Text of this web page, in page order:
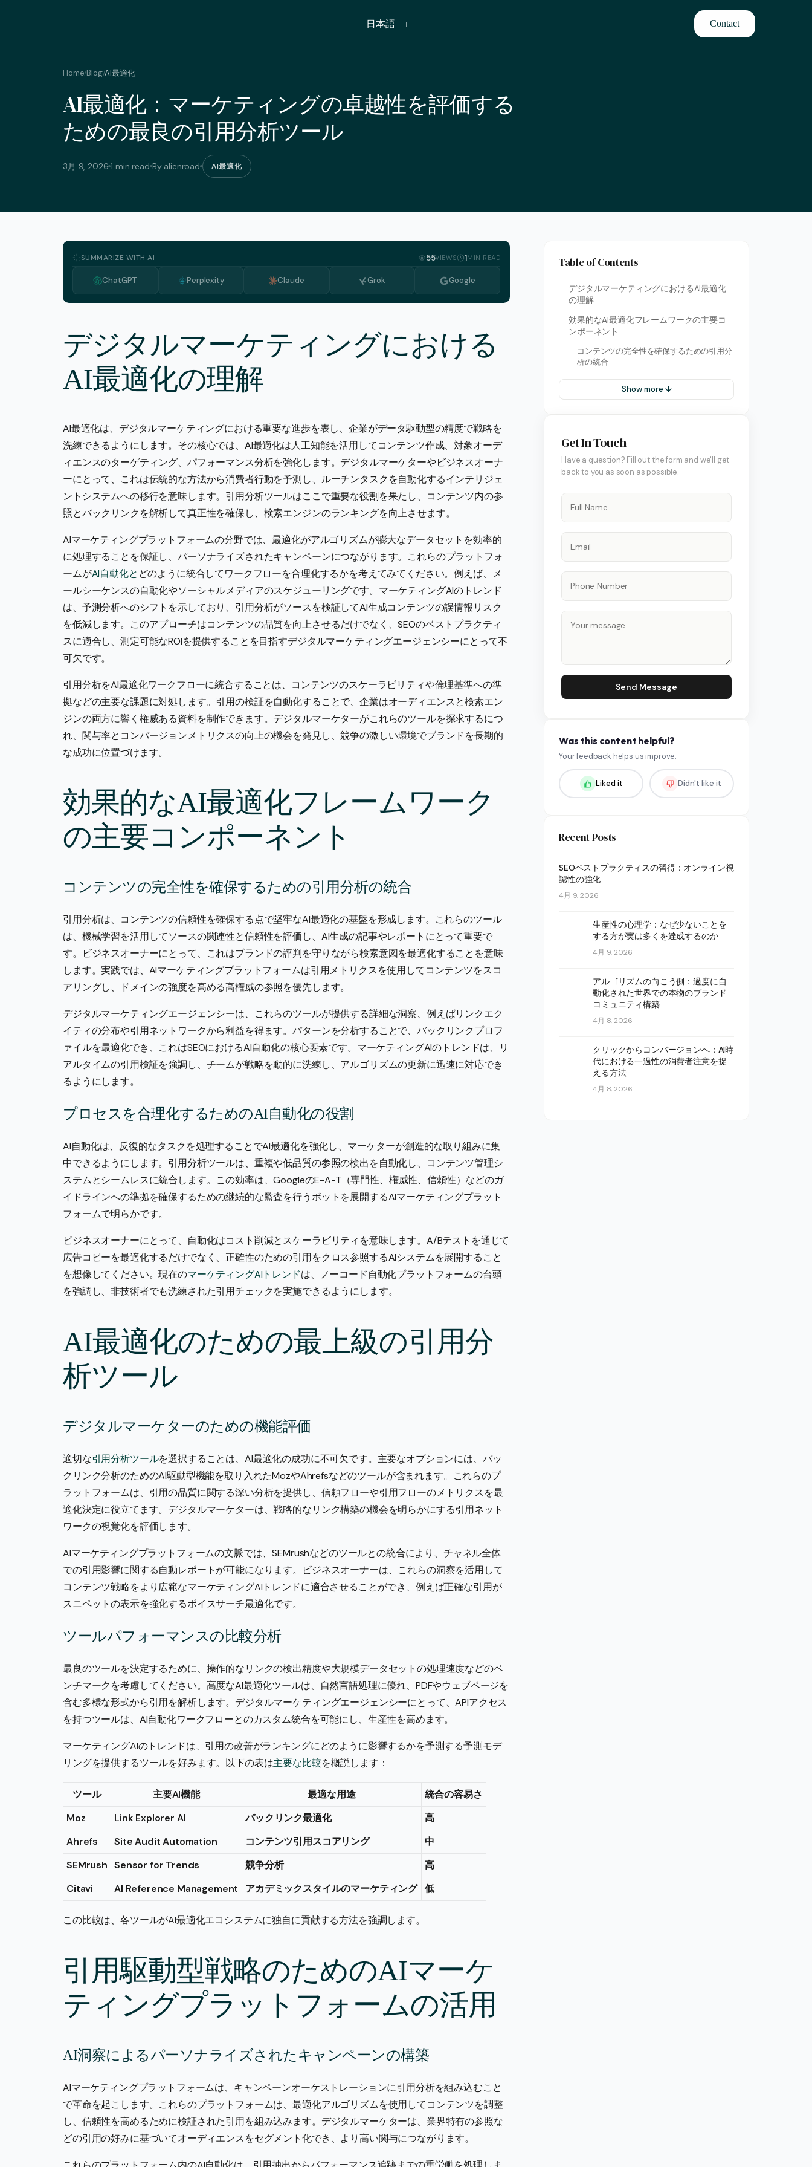
日本語
フランス語
アラビア語
アゼルバイジャン語
ブルガリア語
オランダ語
ギリシア語
イタリア語
ルーマニア語
セルビア語
スウェーデン語
Contact
Home/Blog/AI最適化
AI最適化：マーケティングの卓越性を評価する
ための最良の引用分析ツール
3月 9, 2026 1 min read By alienroad AI最適化
SUMMARIZE WITH AI 55VIEWS 1MIN READ
ChatGPT Perplexity Claude Grok Google
デジタルマーケティングにおける
AI最適化の理解
AI最適化は、デジタルマーケティングにおける重要な進歩を表し、企業がデータ駆動型の精度で戦略を
洗練できるようにします。その核心では、AI最適化は人工知能を活用してコンテンツ作成、対象オーデ
ィエンスのターゲティング、パフォーマンス分析を強化します。デジタルマーケターやビジネスオーナ
ーにとって、これは伝統的な方法から消費者行動を予測し、ルーチンタスクを自動化するインテリジェ
ントシステムへの移行を意味します。引用分析ツールはここで重要な役割を果たし、コンテンツ内の参
照とバックリンクを解析して真正性を確保し、検索エンジンのランキングを向上させます。
AIマーケティングプラットフォームの分野では、最適化がアルゴリズムが膨大なデータセットを効率的
に処理することを保証し、パーソナライズされたキャンペーンにつながります。これらのプラットフォ
ームがAI自動化と どのように統合してワークフローを合理化するかを考えてみてください。例えば、メ
ールシーケンスの自動化やソーシャルメディアのスケジューリングです。マーケティングAIのトレンド
は、予測分析へのシフトを示しており、引用分析がソースを検証してAI生成コンテンツの誤情報リスク
を低減します。このアプローチはコンテンツの品質を向上させるだけでなく、SEOのベストプラクティ
スに適合し、測定可能なROIを提供することを目指すデジタルマーケティングエージェンシーにとって不
可欠です。
引用分析をAI最適化ワークフローに統合することは、コンテンツのスケーラビリティや倫理基準への準
拠などの主要な課題に対処します。引用の検証を自動化することで、企業はオーディエンスと検索エン
ジンの両方に響く権威ある資料を制作できます。デジタルマーケターがこれらのツールを探求するにつ
れ、関与率とコンバージョンメトリクスの向上の機会を発見し、競争の激しい環境でブランドを長期的
な成功に位置づけます。
効果的なAI最適化フレームワーク
の主要コンポーネント
コンテンツの完全性を確保するための引用分析の統合
引用分析は、コンテンツの信頼性を確保する点で堅牢なAI最適化の基盤を形成します。これらのツール
は、機械学習を活用してソースの関連性と信頼性を評価し、AI生成の記事やレポートにとって重要で
す。ビジネスオーナーにとって、これはブランドの評判を守りながら検索意図を最適化することを意味
します。実践では、AIマーケティングプラットフォームは引用メトリクスを使用してコンテンツをスコ
アリングし、ドメインの強度を高める高権威の参照を優先します。
デジタルマーケティングエージェンシーは、これらのツールが提供する詳細な洞察、例えばリンクエク
イティの分布や引用ネットワークから利益を得ます。パターンを分析することで、バックリンクプロフ
ァイルを最適化でき、これはSEOにおけるAI自動化の核心要素です。マーケティングAIのトレンドは、リ
アルタイムの引用検証を強調し、チームが戦略を動的に洗練し、アルゴリズムの更新に迅速に対応でき
るようにします。
プロセスを合理化するためのAI自動化の役割
AI自動化は、反復的なタスクを処理することでAI最適化を強化し、マーケターが創造的な取り組みに集
中できるようにします。引用分析ツールは、重複や低品質の参照の検出を自動化し、コンテンツ管理シ
ステムとシームレスに統合します。この効率は、GoogleのE-A-T（専門性、権威性、信頼性）などのガ
イドラインへの準拠を確保するための継続的な監査を行うボットを展開するAIマーケティングプラット
フォームで明らかです。
ビジネスオーナーにとって、自動化はコスト削減とスケーラビリティを意味します。A/Bテストを通じて
広告コピーを最適化するだけでなく、正確性のための引用をクロス参照するAIシステムを展開すること
を想像してください。現在のマーケティングAIトレンドは、ノーコード自動化プラットフォームの台頭
を強調し、非技術者でも洗練された引用チェックを実施できるようにします。
AI最適化のための最上級の引用分
析ツール
デジタルマーケターのための機能評価
適切な引用分析ツールを選択することは、AI最適化の成功に不可欠です。主要なオプションには、バッ
クリンク分析のためのAI駆動型機能を取り入れたMozやAhrefsなどのツールが含まれます。これらのプ
ラットフォームは、引用の品質に関する深い分析を提供し、信頼フローや引用フローのメトリクスを最
適化決定に役立てます。デジタルマーケターは、戦略的なリンク構築の機会を明らかにする引用ネット
ワークの視覚化を評価します。
AIマーケティングプラットフォームの文脈では、SEMrushなどのツールとの統合により、チャネル全体
での引用影響に関する自動レポートが可能になります。ビジネスオーナーは、これらの洞察を活用して
コンテンツ戦略をより広範なマーケティングAIトレンドに適合させることができ、例えば正確な引用が
スニペットの表示を強化するボイスサーチ最適化です。
ツールパフォーマンスの比較分析
最良のツールを決定するために、操作的なリンクの検出精度や大規模データセットの処理速度などのベ
ンチマークを考慮してください。高度なAI最適化ツールは、自然言語処理に優れ、PDFやウェブページを
含む多様な形式から引用を解析します。デジタルマーケティングエージェンシーにとって、APIアクセス
を持つツールは、AI自動化ワークフローとのカスタム統合を可能にし、生産性を高めます。
マーケティングAIのトレンドは、引用の改善がランキングにどのように影響するかを予測する予測モデ
リングを提供するツールを好みます。以下の表は主要な比較を概説します：
ツール 主要AI機能 最適な用途
統合の容易さ
Moz
Link Explorer AI バックリンク最適化
高
Ahrefs
Site Audit Automation コンテンツ引用スコアリング
中
SEMrush Sensor for Trends 競争分析
高
Citavi
AI Reference Management アカデミックスタイルのマーケティング 低
この比較は、各ツールがAI最適化エコシステムに独自に貢献する方法を強調します。
引用駆動型戦略のためのAIマーケ
ティングプラットフォームの活用
AI洞察によるパーソナライズされたキャンペーンの構築
AIマーケティングプラットフォームは、キャンペーンオーケストレーションに引用分析を組み込むこと
で革命を起こします。これらのプラットフォームは、最適化アルゴリズムを使用してコンテンツを調整
し、信頼性を高めるために検証された引用を組み込みます。デジタルマーケターは、業界特有の参照な
どの引用の好みに基づいてオーディエンスをセグメント化でき、より高い関与につながります。
Table of Contents
デジタルマーケティングにおけるAI最適化
の理解
効果的なAI最適化フレームワークの主要コ
ンポーネント
コンテンツの完全性を確保するための引用分
析の統合
Show more ↓
Get In Touch
Have a question? Fill out the form and we'll get
back to you as soon as possible.
Send Message
Was this content helpful?
Your feedback helps us improve.
Liked it Didn't like it
Recent Posts
SEOベストプラクティスの習得：オンライン視
認性の強化
4月 9, 2026
生産性の心理学：なぜ少ないことを
する方が実は多くを達成するのか
4月 9, 2026
アルゴリズムの向こう側：過度に自
動化された世界での本物のブランド
コミュニティ構築
4月 8, 2026
クリックからコンバージョンへ：AI時
代における一過性の消費者注意を捉
える方法
4月 8, 2026